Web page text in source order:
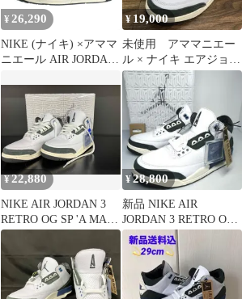
HV8571-100
HV8571-100
¥ 26,290
NIKE (ナイキ) ×アママ
ニエール AIR JORDAN
THE LOVE エアジョー
ダン3 レトロ フォー ザ
ラブ ハイカットスニー
カー US11.5/29.5cm
HV8571-100
¥ 19,000
未使用 アママニエー
ル × ナイキ エアジョー
ダン3 レトロ OG SP
¥22,880
NIKE AIR JORDAN 3
RETRO OG SP 'A MA
MANIERE' HV8571-100
¥28,800
新品 NIKE AIR
JORDAN 3 RETRO OG
SP HV8571